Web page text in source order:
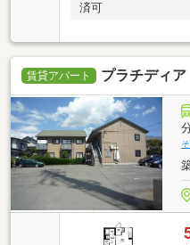
済可
賃貸アパート プラチディア